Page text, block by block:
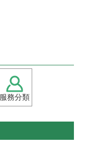
服務分類